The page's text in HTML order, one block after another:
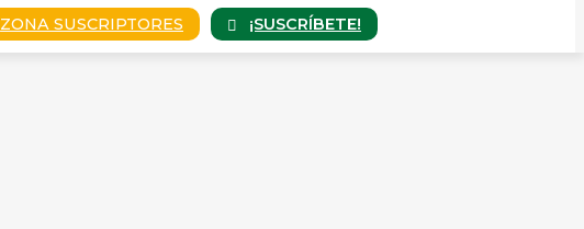
ZONA SUSCRIPTORES ¡SUSCRÍBETE!